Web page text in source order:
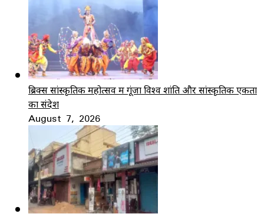
ब्रिक्स सांस्कृतिक महोत्सव में गूंजा विश्व शांति और सांस्कृतिक एकता
का संदेश
August 7, 2026